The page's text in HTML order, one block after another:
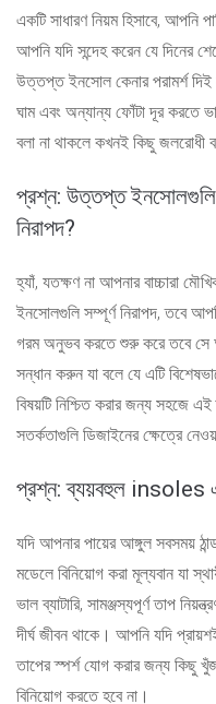
একটি সাধারণ নিয়ম হিসাবে, আপনি
আপনি যদি সন্দেহ করেন যে দিনের
উত্তপ্ত ইনসোল কেনার পরামর্শ
ঘাম এবং অন্যান্য ফোঁটা দূর করতে
বলা না থাকলে কখনই কিছু জলরোধী
প্রশ্ন: উত্তপ্ত ইনসোলগুলি
নিরাপদ?
হ্যাঁ, যতক্ষণ না আপনার বাচ্চারা
ইনসোলগুলি সম্পূর্ণ নিরাপদ, তবে
গরম অনুভব করতে শুরু করে তবে সে
সন্ধান করুন যা বলে যে এটি
বিষয়টি নিশ্চিত করার জন্য সহজে
সতর্কতাগুলি ডিজাইনের ক্ষেত্রে
প্রশ্ন: ব্যয়বহুল insoles
যদি আপনার পায়ের আঙ্গুল সবসময়
মডেলে বিনিয়োগ করা মূল্যবান যা
ভাল ব্যাটারি, সামঞ্জস্যপূর্ণ তাপ
দীর্ঘ জীবন থাকে। আপনি যদি
তাপের স্পর্শ যোগ করার জন্য কিছু
বিনিয়োগ করতে হবে না।